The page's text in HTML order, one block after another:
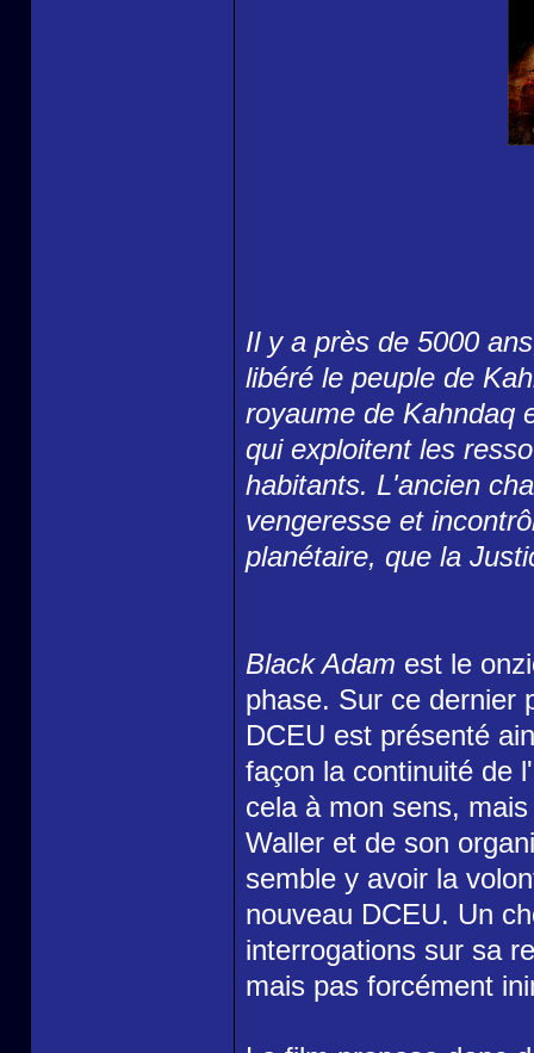
Il y a près de 5000
libéré le peuple de
royaume de Kahndaq
qui exploitent les
habitants. L'ancien
vengeresse et
planétaire, que la
Black Adam est le
phase. Sur ce dernier
DCEU est présenté
façon la continuité de
cela à mon sens,
Waller et de son
semble y avoir la
nouveau DCEU. Un
interrogations sur sa
mais pas forcément